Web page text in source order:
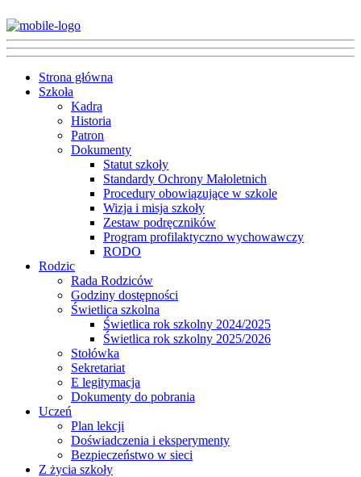
Strona główna
Szkoła
Kadra
Historia
Patron
Dokumenty
Statut szkoły
Standardy Ochrony Małoletnich
Procedury obowiązujące w szkole
Wizja i misja szkoły
Zestaw podręczników
Program profilaktyczno wychowawczy
RODO
Rodzic
Rada Rodziców
Godziny dostępności
Świetlica szkolna
Świetlica rok szkolny 2024/2025
Świetlica rok szkolny 2025/2026
Stołówka
Sekretariat
E legitymacja
Dokumenty do pobrania
Uczeń
Plan lekcji
Doświadczenia i eksperymenty
Bezpieczeństwo w sieci
Z życia szkoły